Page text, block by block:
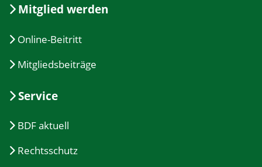
Mitglied werden
Online-Beitritt
Mitgliedsbeiträge
Service
BDF aktuell
Rechtsschutz